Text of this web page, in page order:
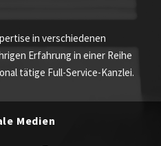
in verschiedenen
Erfahrung in einer Reihe
tätige Full-Service-Kanzlei.
Medien